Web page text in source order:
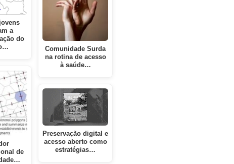
a
do
de
Comunidade Surda
na rotina de acesso
à saúde…
Preservação digital e
acesso aberto como
estratégias…